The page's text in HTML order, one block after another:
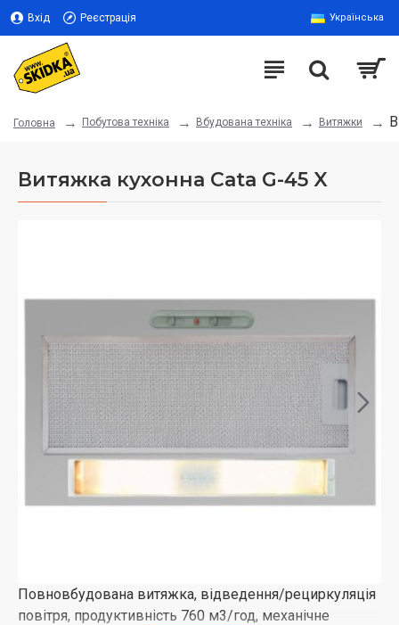
Вхід Реєстрація Українська
Головна Побутова техніка Вбудована техніка Витяжки
Витяжка кухонна Cata G-45 X
Повновбудована витяжка, відведення/рециркуляція
повітря, продуктивність 760 м3/год, механічне